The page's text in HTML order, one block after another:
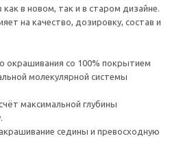
в новом, так и в старом дизайне.
на качество, дозировку, состав и
окрашивания со 100% покрытием
молекулярной системы
максимальной глубины
седины и превосходную